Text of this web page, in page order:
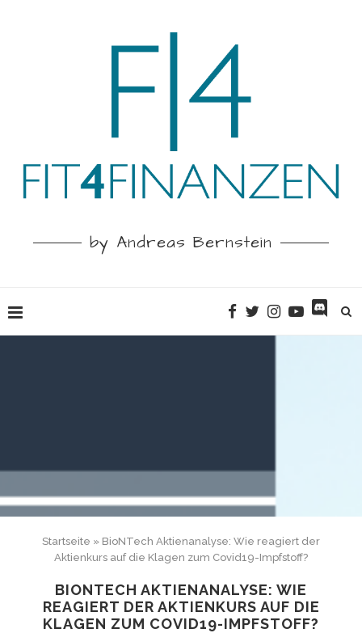
by Andreas Bernstein
Startseite » BioNTech Aktienanalyse: Wie reagiert der
Aktienkurs auf die Klagen zum Covid19-Impfstoff?
BIONTECH AKTIENANALYSE: WIE
REAGIERT DER AKTIENKURS AUF DIE
KLAGEN ZUM COVID19-IMPFSTOFF?